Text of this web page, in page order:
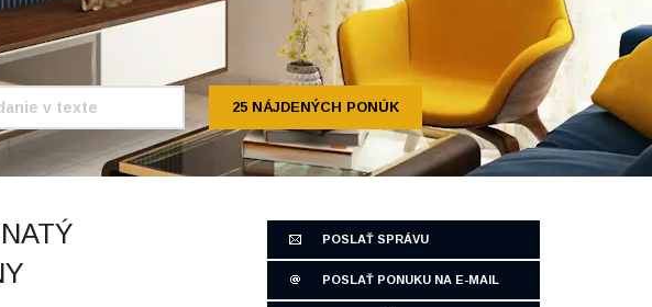
POSLAŤ SPRÁVU
POSLAŤ PONUKU NA E-MAIL